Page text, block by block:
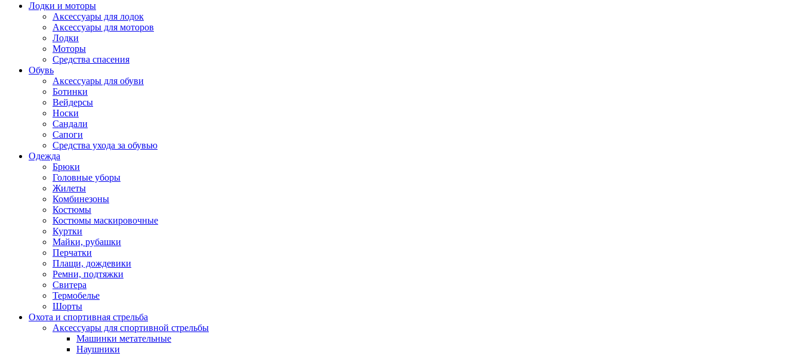
Лодки и моторы
Аксессуары для лодок
Аксессуары для моторов
Лодки
Моторы
Средства спасения
Обувь
Аксессуары для обуви
Ботинки
Вейдерсы
Носки
Сандали
Сапоги
Средства ухода за обувью
Одежда
Брюки
Головные уборы
Жилеты
Комбинезоны
Костюмы
Костюмы маскировочные
Куртки
Майки, рубашки
Перчатки
Плащи, дождевики
Ремни, подтяжки
Свитера
Термобелье
Шорты
Охота и спортивная стрельба
Аксессуары для спортивной стрельбы
Машинки метательные
Наушники